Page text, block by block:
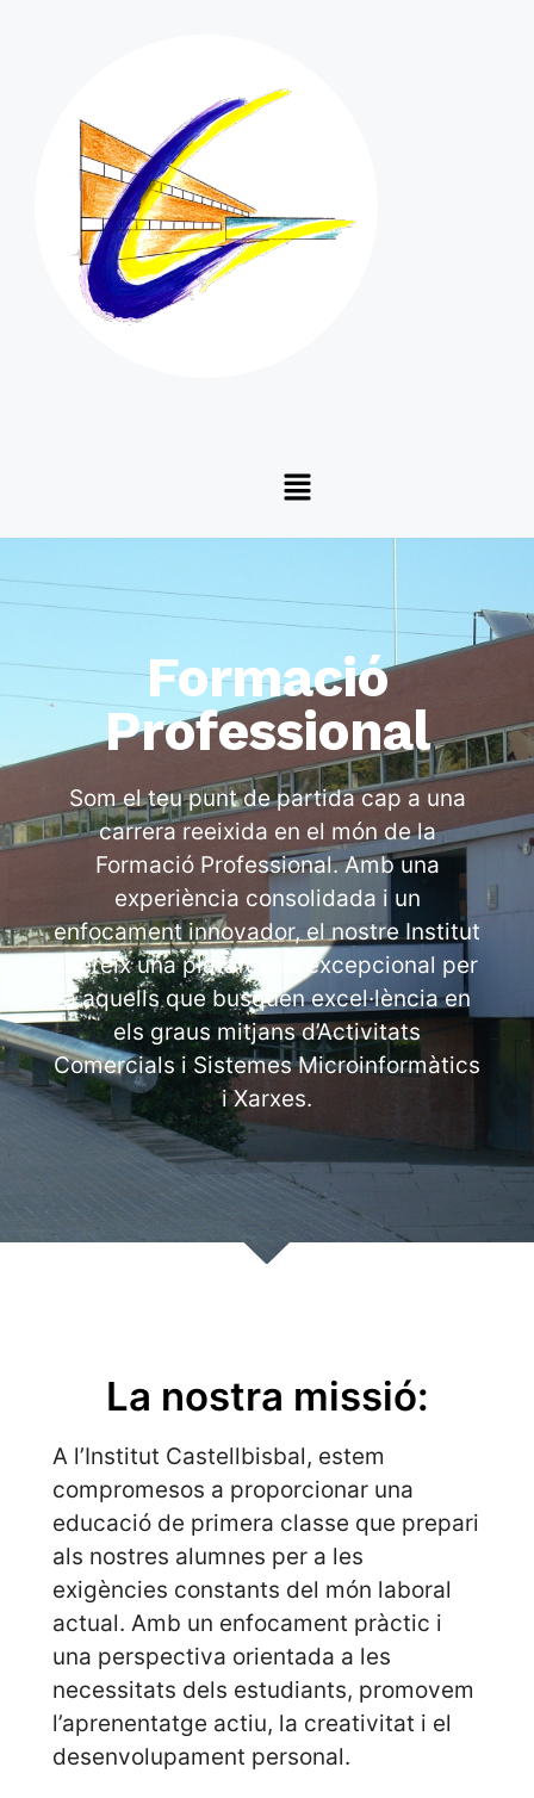
Formació
Professional
Som el teu punt de partida cap a una
carrera reeixida en el món de la
Formació Professional. Amb una
experiència consolidada i un
enfocament innovador, el nostre Institut
ofereix una plataforma excepcional per
a aquells que busquen excel·lència en
els graus mitjans d’Activitats
Comercials i Sistemes Microinformàtics
i Xarxes.
La nostra missió:
A l’Institut Castellbisbal, estem
compromesos a proporcionar una
educació de primera classe que prepari
als nostres alumnes per a les
exigències constants del món laboral
actual. Amb un enfocament pràctic i
una perspectiva orientada a les
necessitats dels estudiants, promovem
l’aprenentatge actiu, la creativitat i el
desenvolupament personal.